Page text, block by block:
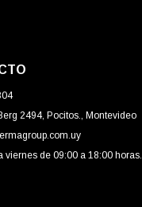
2494, Pocitos., Montevideo
viernes de 09:00 a 18:00 horas.